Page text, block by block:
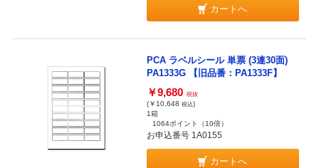
カートへ
PCA ラベルシール 単票 (3連30面)
PA1333G 【旧品番：PA1333F】
￥9,680 税抜
(￥10,648 税込)
1箱
1064ポイント
（10倍）
お申込番号 1A0155
カートへ